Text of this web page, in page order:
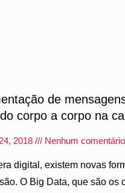
de
corpo a corpo na
2018 Nenhum comentário
digital, existem novas
O Big Data, que são os